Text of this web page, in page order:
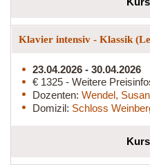
Klavier intensiv - Klassik
23.04.2026 - 30.04.2026
€ 1325 - Weitere
Dozenten: Wendel,
Domizil: Schloss